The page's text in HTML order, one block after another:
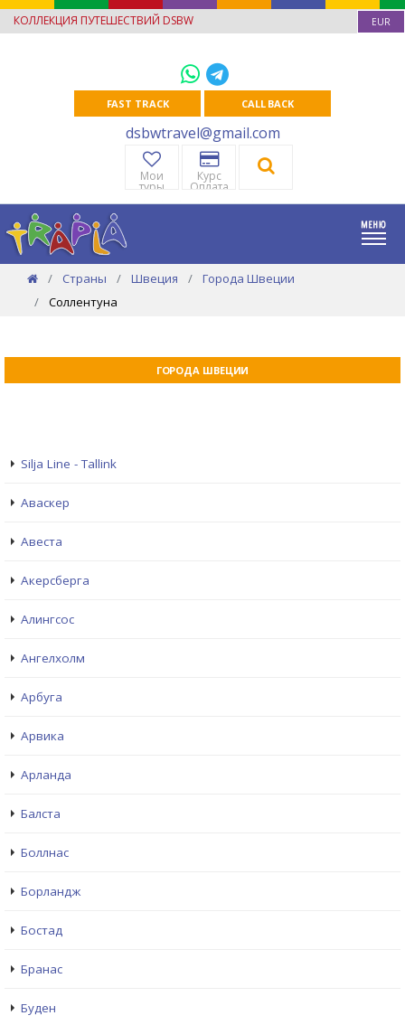
КОЛЛЕКЦИЯ ПУТЕШЕСТВИЙ DSBW EUR
FAST TRACK CALL BACK
dsbwtravel@gmail.com
Мои
туры
Курс
Оплата
Страны Швеция
Города Швеции
Соллентуна
ГОРОДА ШВЕЦИИ
Silja Line - Tallink
Аваскер
Авеста
Акерсберга
Алингсос
Ангелхолм
Арбуга
Арвика
Арланда
Балста
Боллнас
Борландж
Бостад
Бранас
Буден